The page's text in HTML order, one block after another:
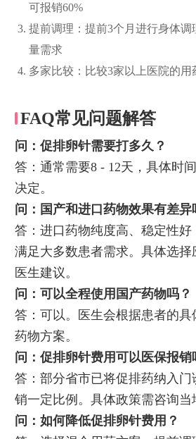
可报销60%
提前调理：提前3个月进行身体调
量需求
多家比较：比较3家以上医院的
FAQ常见问题解答
问：促排卵针需要打多久？
答：通常需要8 - 12天，具体时
决定。
问：国产和进口药物效果有差异
答：进口药物纯度高、稳定性
满足大多数患者需求。具体选择
医生建议。
问：可以全程使用国产药物吗？
答：可以。医生会根据患者的具
药物方案。
问：促排卵针费用可以医保报销
答：部分省市已将促排药纳入门
销一定比例。具体政策需咨询当
问：如何降低促排卵针费用？